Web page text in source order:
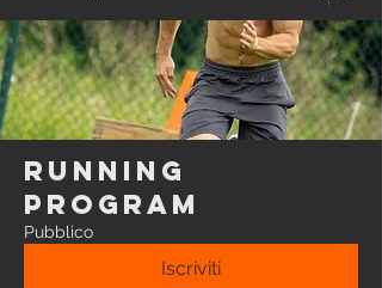
RUNNING
Program
Pubblico
Iscriviti